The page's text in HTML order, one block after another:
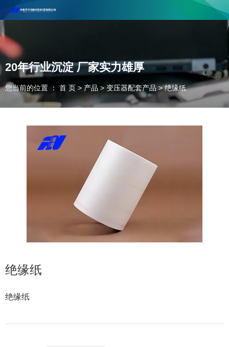
河南丰尔彻新材料科技有限公司欢迎合作咨询！
联系电话：18037947756
20年行业沉淀 厂家实力雄厚
您当前的位置 ： 首 页 > 产品 > 变压器配套产品 >绝缘纸
绝缘纸
绝缘纸